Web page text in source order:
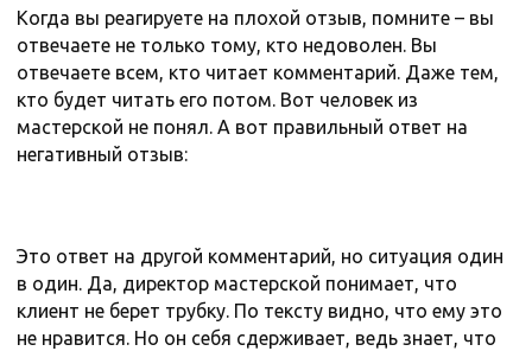
Когда вы реагируете на плохой отзыв, помните – вы
отвечаете не только тому, кто недоволен. Вы
отвечаете всем, кто читает комментарий. Даже тем,
кто будет читать его потом. Вот человек из
мастерской не понял. А вот правильный ответ на
негативный отзыв:
Это ответ на другой комментарий, но ситуация один
в один. Да, директор мастерской понимает, что
клиент не берет трубку. По тексту видно, что ему это
не нравится. Но он себя сдерживает, ведь знает, что